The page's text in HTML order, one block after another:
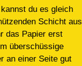
du es gleich
Schicht aus
das Papier erst
überschüssige
an einer Seite gut